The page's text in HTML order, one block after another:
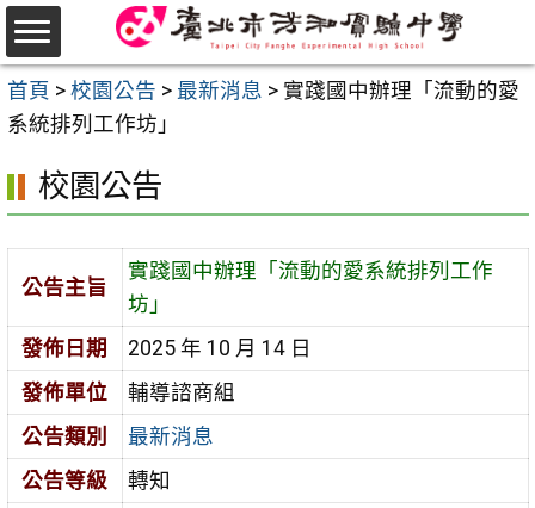
跳
至
主
要
區
首頁 > 校園公告 > 最新消息 > 實踐國中辦理「流動的愛
系統排列工作坊」
校園公告
公告主旨
實踐國中辦理「流動的愛系統排列工作
坊」
發佈日期
2025 年 10 月 14 日
發佈單位
輔導諮商組
公告類別
最新消息
公告等級
轉知
選
單